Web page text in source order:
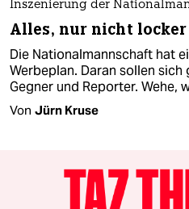
Inszenierung der
Alles, nur nicht locker
Die Nationalmannschaft hat
Werbeplan. Daran sollen
Gegner und Reporter. Wehe,
Von Jürn Kruse